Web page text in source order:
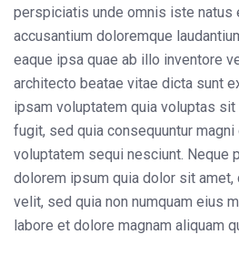
perspiciatis unde omnis iste natus
accusantium doloremque
eaque ipsa quae ab illo inventore
architecto beatae vitae dicta sunt
ipsam voluptatem quia voluptas
fugit, sed quia consequuntur
voluptatem sequi nesciunt. Neque
dolorem ipsum quia dolor sit amet,
velit, sed quia non numquam eius
labore et dolore magnam aliquam